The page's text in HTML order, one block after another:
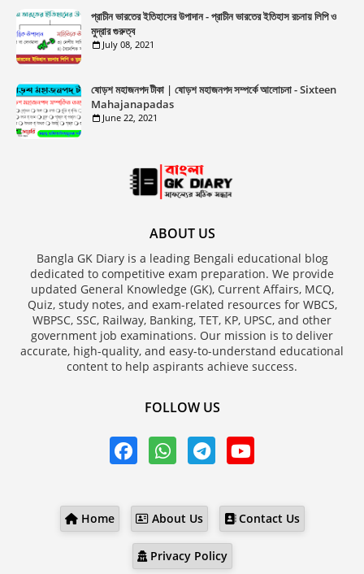
প্রাচীন ভারতের ইতিহাসের উপাদান - প্রাচীন ভারতের ইতিহাস রচনায় লিপি ও
মুদ্রার গুরুত্ব
July 08, 2021
ষোড়শ মহাজনপদ টীকা | ষোড়শ মহাজনপদ সম্পর্কে আলোচনা - Sixteen
Mahajanapadas
June 22, 2021
ABOUT US
Bangla GK Diary is a leading Bengali educational blog
dedicated to competitive exam preparation. We provide
updated General Knowledge (GK), Current Affairs, MCQ,
Quiz, study notes, and exam-related resources for WBCS,
WBPSC, SSC, Railway, Banking, TET, KP, UPSC, and other
government job examinations. Our mission is to deliver
accurate, high-quality, and easy-to-understand educational
content to help aspirants achieve success.
FOLLOW US
Home About Us Contact Us
Privacy Policy